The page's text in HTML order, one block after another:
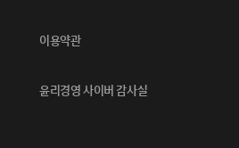
이용약관
윤리경영 사이버 감사실